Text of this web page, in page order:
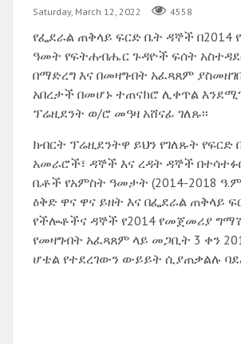
Saturday, March 12, 2022 4558
የፌደራል ጠቅላይ ፍርድ ቤት ዳኞች
ዓመት የፍትሐብሔር ጉዳዮች ፍሰት
በማድረግ እና በመዛግብት አፈጻጸም
አበረታች በመሆኑ ተጠናክሮ ሊቀጥል
ፕሬዚደንት ወ/ሮ መዓዛ አሸናፊ ገለጹ፡፡
ክብርት ፕሬዚደንትዋ ይህን የገለጹት የፍርድ
አመራሮች፣ ዳኞች እና ረዳት ዳኞች
ቤቶች የአምስት ዓመታት (2014-2018
ዕቅድ ዋና ዋና ይዘት እና በፌደራል ጠቅላይ
የችሎቶችና ዳኞች የ2014 የመጀመሪያ
የመዛግብት አፈጻጸም ላይ መጋቢት 3 ቀን
ሆቴል የተደረገውን ውይይት ሲያጠቃልሉ